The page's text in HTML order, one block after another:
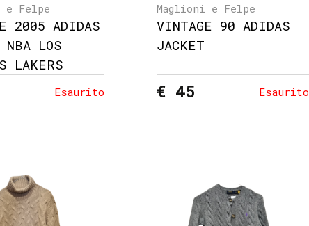
e Felpe
2005 ADIDAS
NBA LOS
LAKERS
Esaurito
Maglioni e Felpe
VINTAGE 90 ADIDAS
JACKET
€ 45 Esaurito